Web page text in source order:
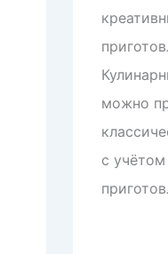
можно
с